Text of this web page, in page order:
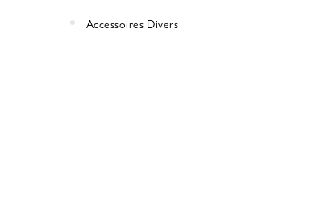
Accessoires Divers